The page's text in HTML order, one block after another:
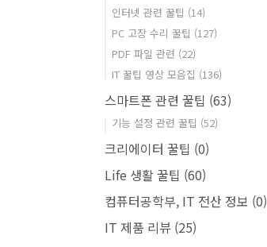
인터넷 관련 꿀팁 (14)
PC 고장 수리 꿀팁 (127)
PDF 파일 관련 (22)
IT 꿀팁 영상 모음집 (136)
스마트폰 관련 꿀팁 (63)
기능 설정 관련 꿀팁 (52)
크리에이터 꿀팁 (0)
Life 생활 꿀팁 (60)
컴퓨터공학부, IT 전산 정보 (0)
IT 제품 리뷰 (25)